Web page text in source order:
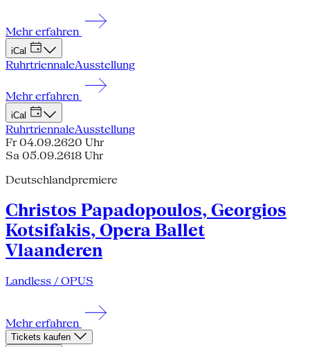
Mehr erfahren
iCal
RuhrtriennaleAusstellung
Mehr erfahren
iCal
RuhrtriennaleAusstellung
Fr 04.09.2620 Uhr
Sa 05.09.2618 Uhr
Deutschlandpremiere
Christos Papadopoulos, Georgios
Kotsifakis, Opera Ballet
Vlaanderen
Landless / OPUS
Mehr erfahren
Tickets kaufen